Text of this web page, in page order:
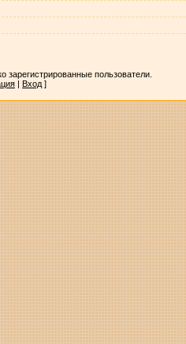
зарегистрированные пользователи.
| Вход]